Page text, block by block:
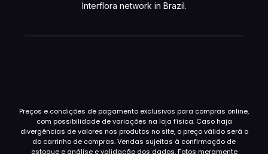
Interflora network in Brazil.
Preços e condições de pagamento exclusivos para compras online,
com possibilidade de variações na loja física. Caso haja
divergências de valores nos produtos no site, o preço válido será o
do carrinho de compras. Vendas sujeitas à confirmação de
estoque e análise e validação dos dados. Fotos meramente